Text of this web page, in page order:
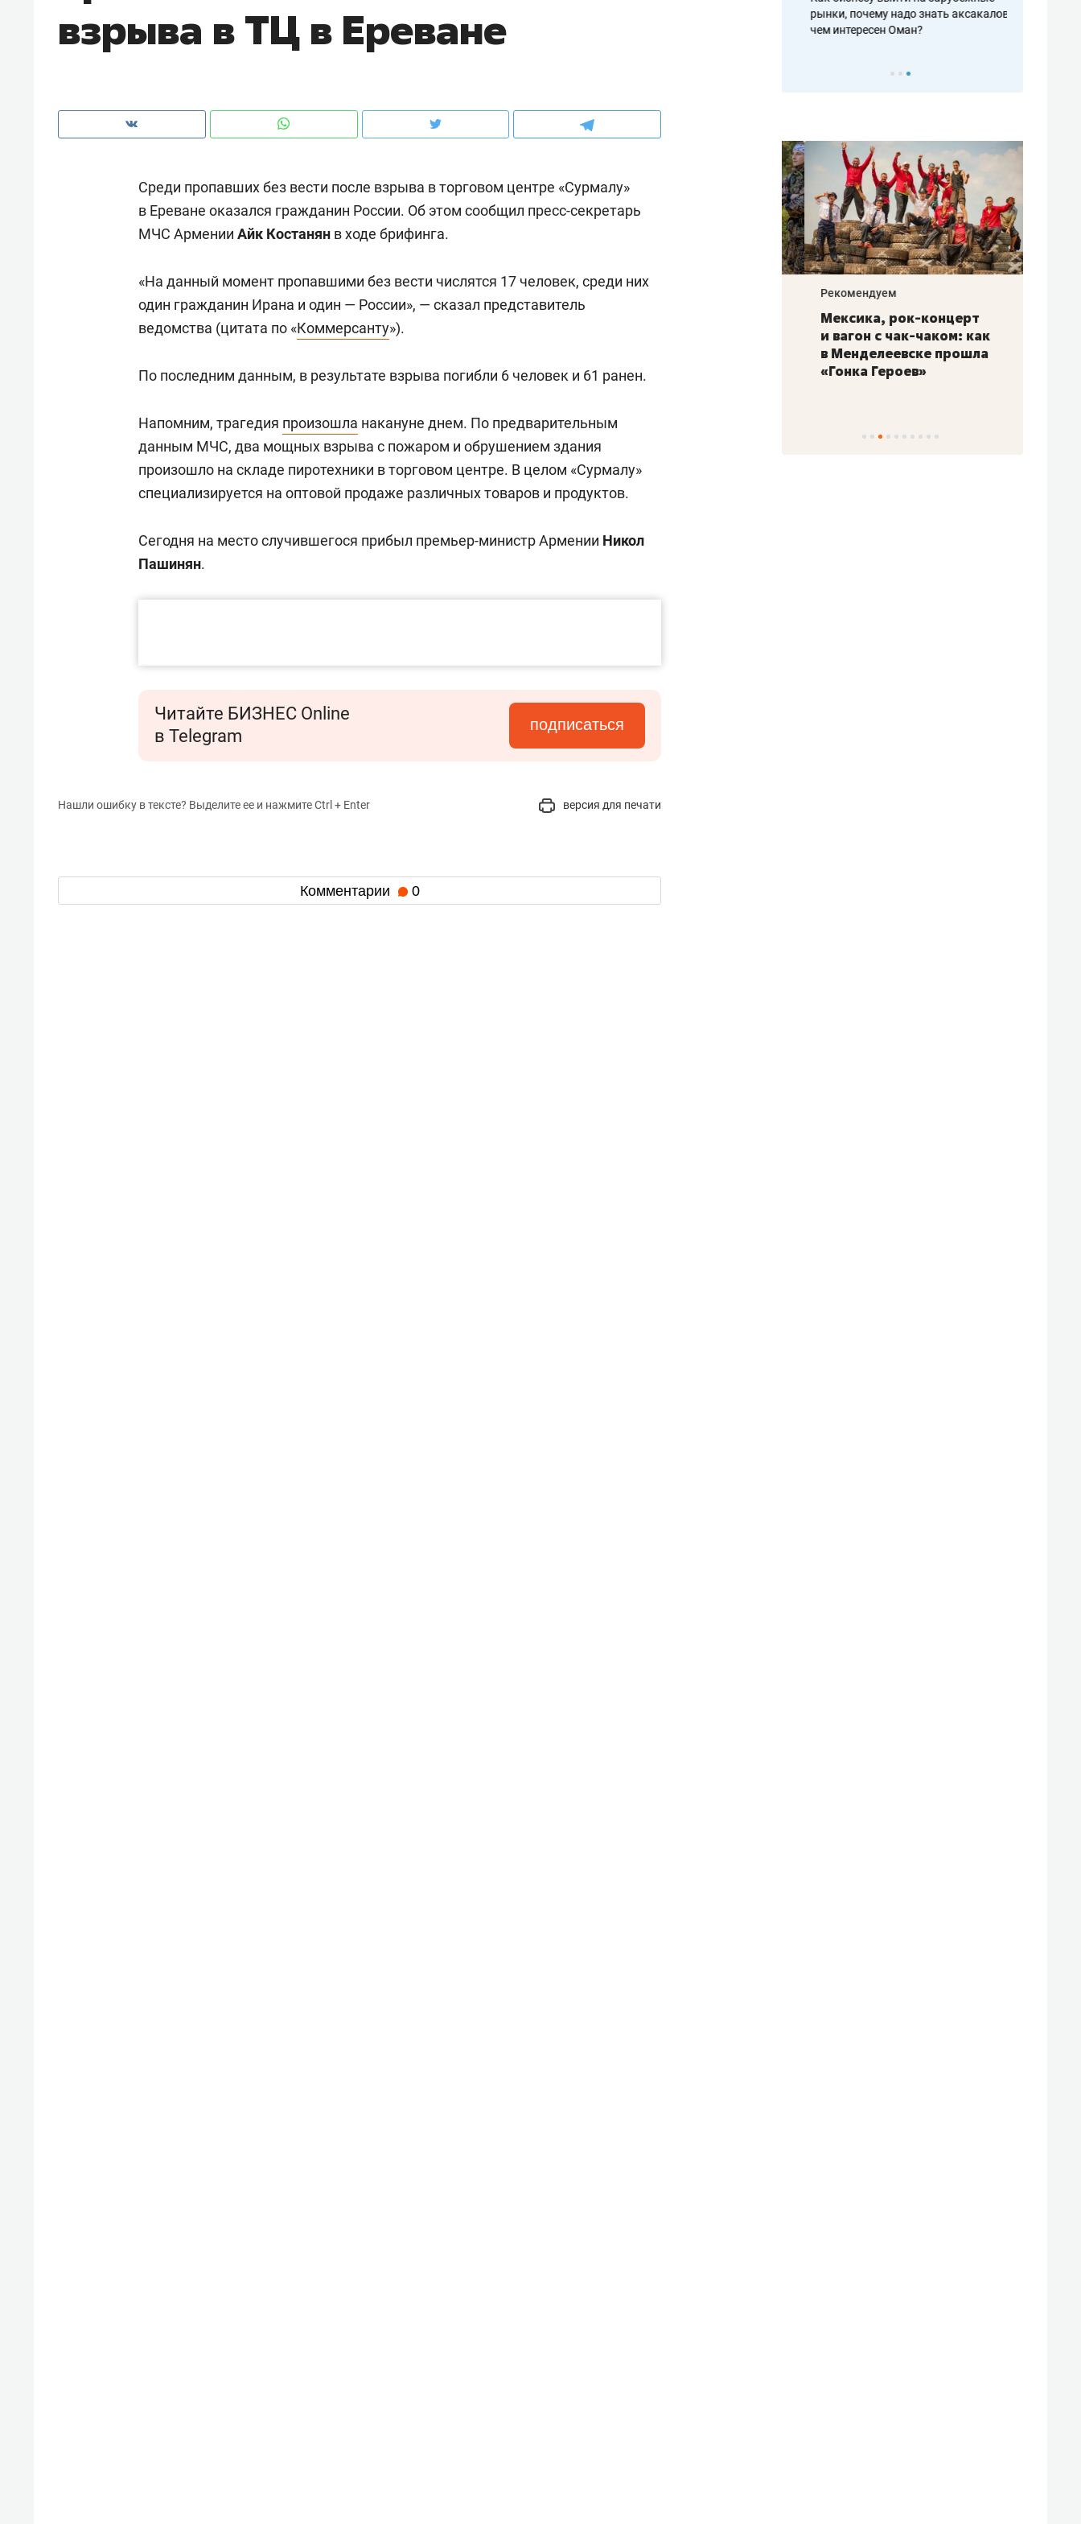
взрыва в ТЦ в Ереване
Среди пропавших без вести после взрыва в торговом центре «Сурмалу»
в Ереване оказался гражданин России. Об этом сообщил пресс-секретарь
МЧС Армении Айк Костанян в ходе брифинга.
«На данный момент пропавшими без вести числятся 17 человек, среди них
один гражданин Ирана и один — России», — сказал представитель
ведомства (цитата по «Коммерсанту»).
По последним данным, в результате взрыва погибли 6 человек и 61 ранен.
Напомним, трагедия произошла накануне днем. По предварительным
данным МЧС, два мощных взрыва с пожаром и обрушением здания
произошло на складе пиротехники в торговом центре. В целом «Сурмалу»
специализируется на оптовой продаже различных товаров и продуктов.
Сегодня на место случившегося прибыл премьер-министр Армении Никол
Пашинян.
Читайте БИЗНЕС Online
в Telegram
подписаться
Нашли ошибку в тексте? Выделите ее и нажмите Ctrl + Enter версия для печати
Комментарии 0
рынки, почему надо знать аксакалов и
чем интересен Оман?
клиентах и чудных запросах мастеров
рынки, почему надо знать аксакалов и
чем интересен Оман?
Как ГК «МИР ГРУПП» и ВТБ
создают оазис жилого
150 камер до квартиры и Face
ID вместо ключа: какой будет
Рекомендуем
состоянием как основа
антихрупких команд
Рекомендуем
Мексика, рок-концерт
и вагон с чак-чаком: как
в Менделеевске прошла
«Гонка Героев»